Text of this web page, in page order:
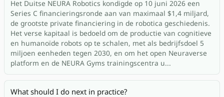
Het Duitse NEURA Robotics kondigde op 10 juni 2026 een
Series C financieringsronde aan van maximaal $1,4 miljard,
de grootste private financiering in de robotica geschiedenis.
Het verse kapitaal is bedoeld om de productie van cognitieve
en humanoïde robots op te schalen, met als bedrijfsdoel 5
miljoen eenheden tegen 2030, en om het open Neuraverse
platform en de NEURA Gyms trainingscentra u...
What should I do next in practice?